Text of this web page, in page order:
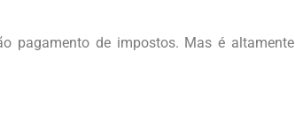
pagamento de impostos. Mas é altamente